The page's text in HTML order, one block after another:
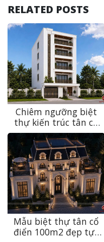
RELATED POSTS
Chiêm ngưỡng biệt
thự kiến trúc tân cổ
điển sang trọng, bền
vững theo thời gian
tại Ninh Bình
Mẫu biệt thự tân cổ
điển 100m2 đẹp tựa